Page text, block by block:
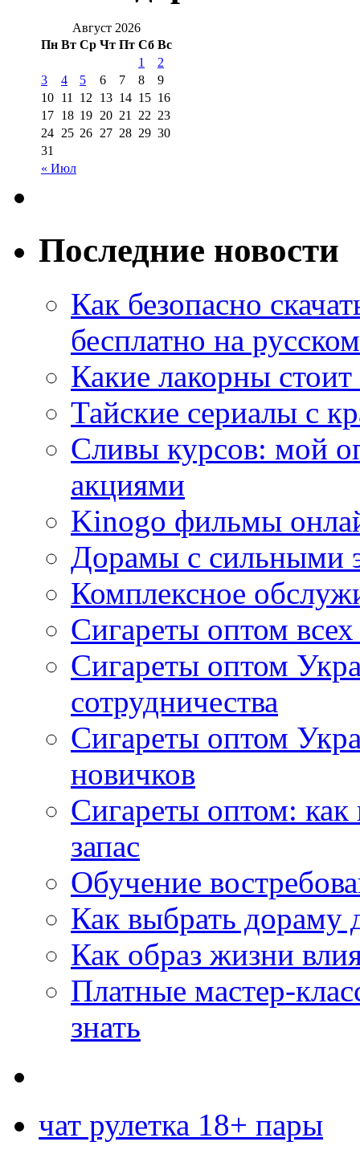
Август 2026
Пн Вт Ср Чт Пт Сб Вс
« Июл
1
2
3
4 5 6 7 8
9
10 11 12 13 14 15 16
17 18 19 20 21 22 23
24 25 26 27 28 29 30
31
Последние новости
Как безопасно
бесплатно на
Какие лакорны
Тайские сериалы с
Сливы курсов: мой
акциями
Kinogo фильмы
Дорамы с сильными
Комплексное
Сигареты оптом
Сигареты оптом
сотрудничества
Сигареты оптом
новичков
Сигареты оптом:
запас
Обучение
Как выбрать дораму
Как образ жизни
Платные мастер-
знать
чат рулетка 18+ пары